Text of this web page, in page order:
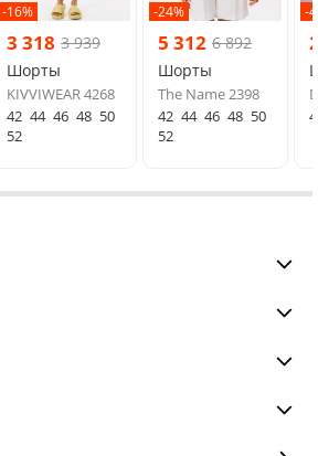
-16%
3 318 3 939
Шорты
KIVVIWEAR 4268
42 44 46 48 50
52
-24%
5 312 6 892
Шорты
The Name 2398
42 44 46 48 50
52
-